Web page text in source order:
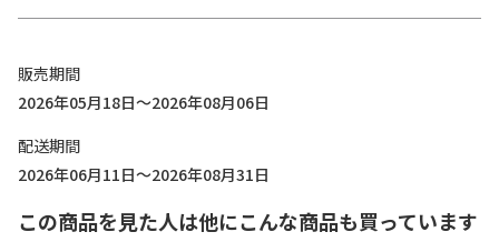
販売期間
2026年05月18日～2026年08月06日
配送期間
2026年06月11日～2026年08月31日
この商品を見た人は他にこんな商品も買っています